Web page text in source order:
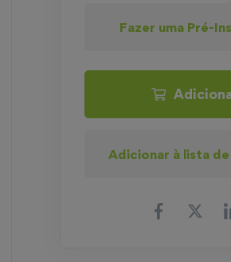
Fazer uma Pré-
Adicionar à lista